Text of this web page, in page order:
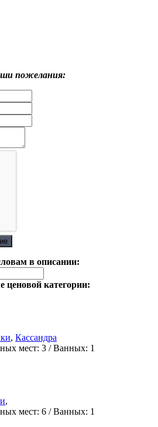
пожелания:
в описании:
ценовой категории:
, Кассандра
мест: 3 /Ванных: 1
,
мест: 6 /Ванных: 1